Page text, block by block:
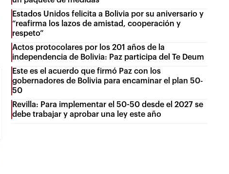
Estados Unidos felicita a Bolivia por su aniversario y
“reafirma los lazos de amistad, cooperación y
respeto”
Actos protocolares por los 201 años de la
independencia de Bolivia: Paz participa del Te Deum
Este es el acuerdo que firmó Paz con los
gobernadores de Bolivia para encaminar el plan 50-
50
Revilla: Para implementar el 50-50 desde el 2027 se
debe trabajar y aprobar una ley este año